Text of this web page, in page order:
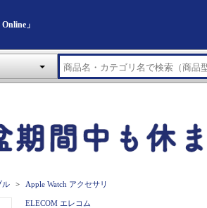
」
ル Apple Watch アクセサリ
ELECOM エレコム